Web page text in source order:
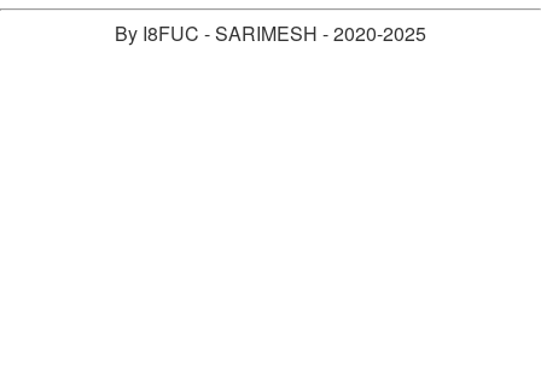
By I8FUC - SARIMESH - 2020-2025